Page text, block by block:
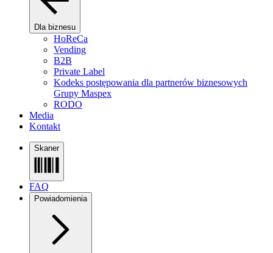
Dla biznesu
HoReCa
Vending
B2B
Private Label
Kodeks postępowania dla partnerów biznesowych
Grupy Maspex
RODO
Media
Kontakt
Skaner
FAQ
Powiadomienia